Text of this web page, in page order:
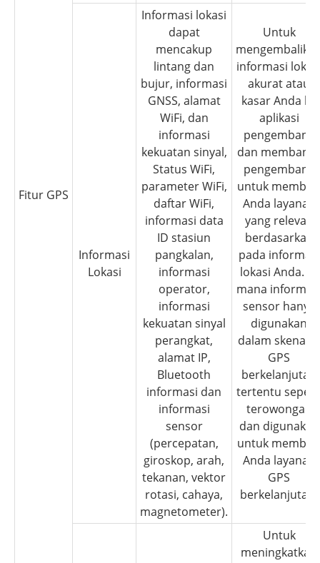
Fitur GPS
Informasi
Lokasi
Informasi lokasi
dapat
mencakup
lintang dan
bujur, informasi
GNSS, alamat
WiFi, dan
informasi
kekuatan sinyal,
Status WiFi,
parameter WiFi,
daftar WiFi,
informasi data
ID stasiun
pangkalan,
informasi
operator,
informasi
kekuatan sinyal
perangkat,
alamat IP,
Bluetooth
informasi dan
informasi
sensor
(percepatan,
giroskop, arah,
tekanan, vektor
rotasi, cahaya,
magnetometer).
Untuk
informasi
akurat atau
kasar Anda ke
aplikasi
pengembang
dan membantu
pengembang
untuk memberi
Anda layanan
yang relevan
berdasarkan
pada informasi
lokasi Anda. Di
mana
sensor hanya
digunakan
dalam skenario
GPS
berkelanjutan
tertentu
terowongan
dan digunakan
untuk memberi
Anda layanan
GPS
berkelanjutan.
Untuk
meningkatkan